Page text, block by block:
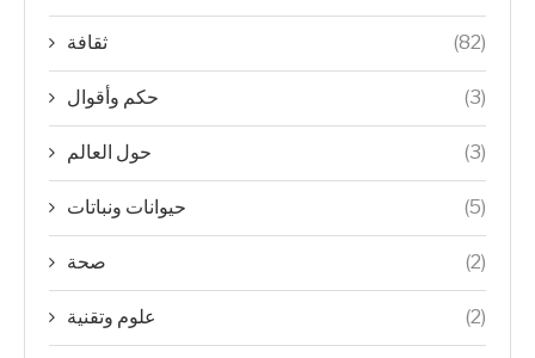
ثقافة (82)
حكم وأقوال (3)
حول العالم (3)
حيوانات ونباتات (5)
صحة (2)
علوم وتقنية (2)